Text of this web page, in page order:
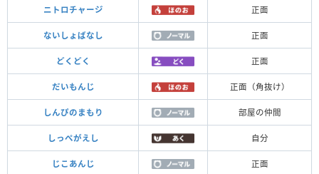
ニトロチャージ 正面
ないしょばなし 正面
どくどく 正面
だいもんじ 正面（角抜け）
しんぴのまもり 部屋の仲間
しっぺがえし 自分
じこあんじ 正面